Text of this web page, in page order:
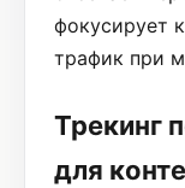
фокусирует
трафик при
Трекинг
для